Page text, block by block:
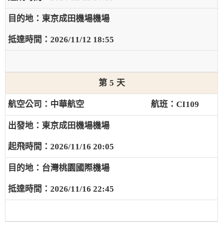
東京成田機場機場
2026/11/12 18:55
5
中華航空 CI109
東京成田機場機場
2026/11/16 20:05
台灣桃園國際機場
2026/11/16 22:45